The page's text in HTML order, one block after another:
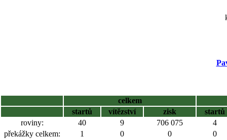
celkem
startů
vítězství zisk
startů
roviny:
40 9 706 075
4
překážky celkem:
1 0 0
0